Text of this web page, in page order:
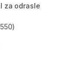
za odrasle
from 6550